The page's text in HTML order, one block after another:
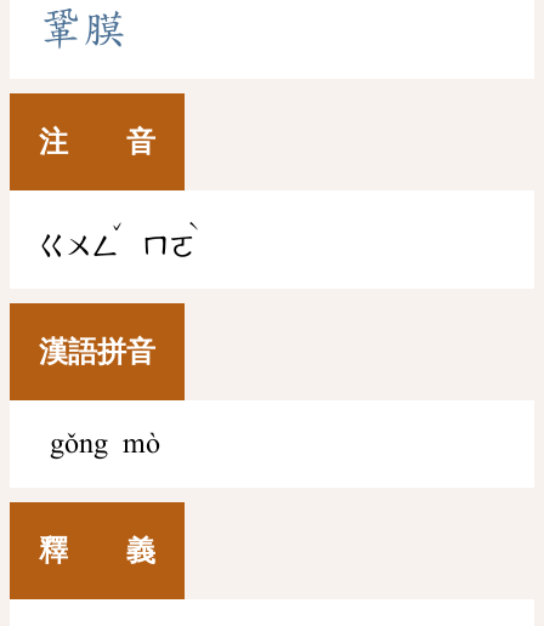
鞏 膜
注 音
ㄍㄨㄥ
ˇ
ㄇㄛ
ˋ
漢語拼音
gǒng mò
釋 義